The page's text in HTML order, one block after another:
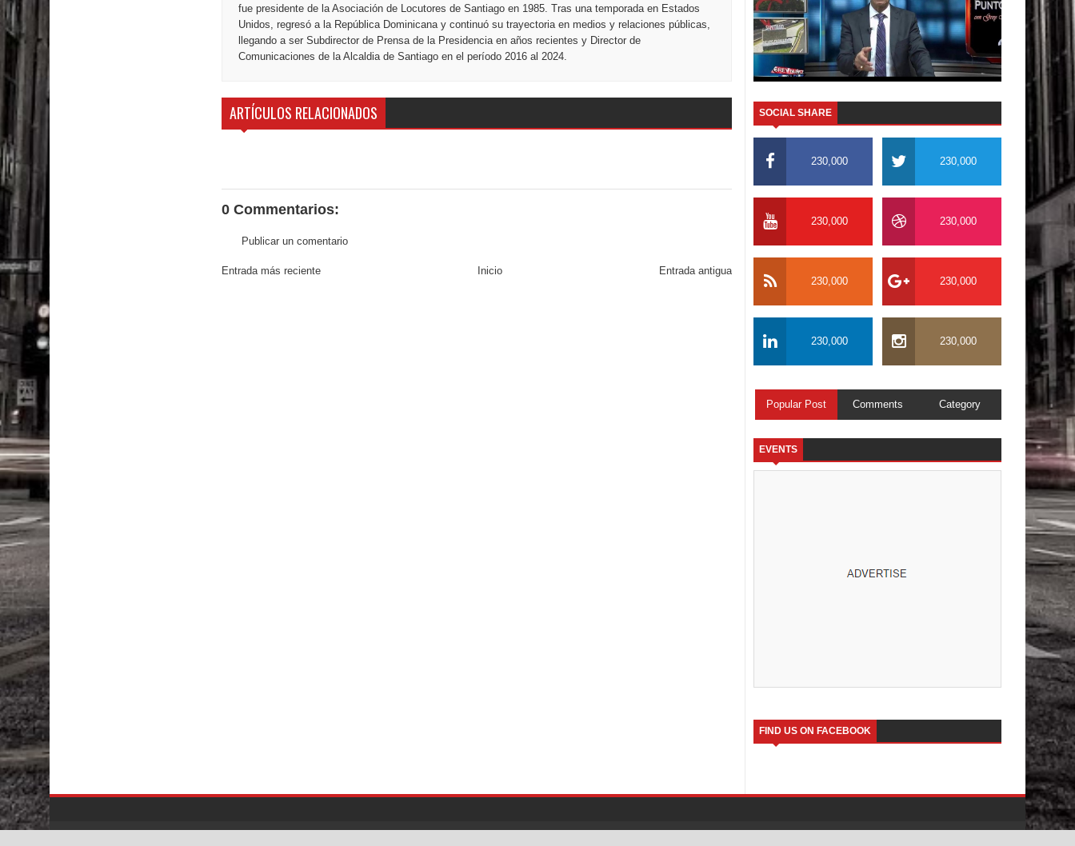
fue presidente de la Asociación de Locutores de Santiago en 1985. Tras una temporada en Estados
Unidos, regresó a la República Dominicana y continuó su trayectoria en medios y relaciones públicas,
llegando a ser Subdirector de Prensa de la Presidencia en años recientes y Director de
Comunicaciones de la Alcaldia de Santiago en el período 2016 al 2024.
ARTÍCULOS RELACIONADOS
0 Commentarios:
Publicar un comentario
Entrada más reciente Entrada antigua
Inicio
SOCIAL SHARE
230,000 230,000
230,000 230,000
230,000 230,000
230,000 230,000
Popular Post Comments Category
EVENTS
FIND US ON FACEBOOK